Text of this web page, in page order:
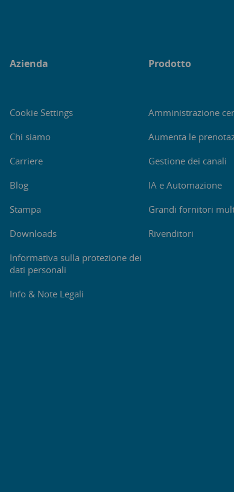
Azienda
Cookie Settings
Chi siamo
Carriere
Blog
Stampa
Downloads
Informativa sulla protezione dei
dati personali
Info & Note Legali
Prodotto
Amministrazione
Aumenta le
Gestione dei canali
IA e Automazione
Grandi fornitori
Rivenditori